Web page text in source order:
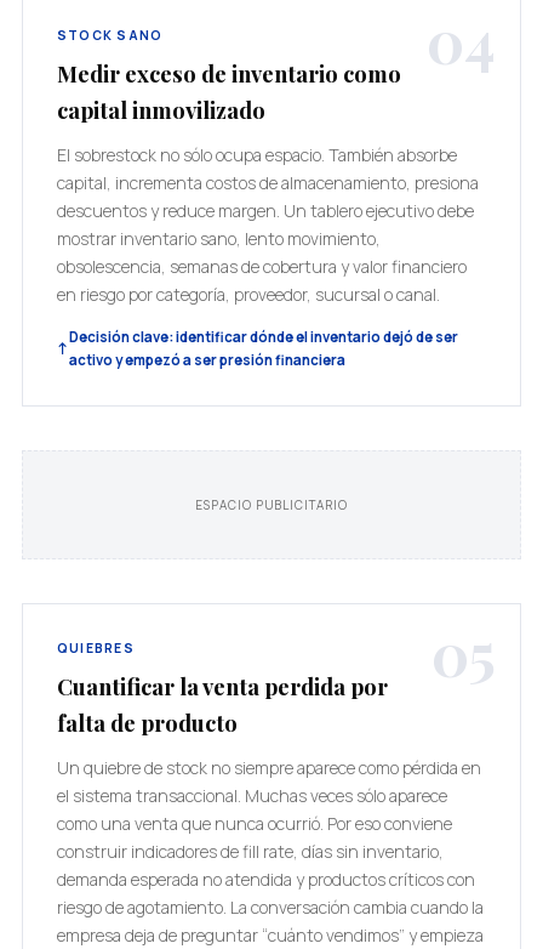
04
STOCK SANO
Medir exceso de inventario como
capital inmovilizado
El sobrestock no sólo ocupa espacio. También absorbe
capital, incrementa costos de almacenamiento, presiona
descuentos y reduce margen. Un tablero ejecutivo debe
mostrar inventario sano, lento movimiento,
obsolescencia, semanas de cobertura y valor financiero
en riesgo por categoría, proveedor, sucursal o canal.
Decisión clave: identificar dónde el inventario dejó de ser
activo y empezó a ser presión financiera
ESPACIO PUBLICITARIO
05
QUIEBRES
Cuantificar la venta perdida por
falta de producto
Un quiebre de stock no siempre aparece como pérdida en
el sistema transaccional. Muchas veces sólo aparece
como una venta que nunca ocurrió. Por eso conviene
construir indicadores de fill rate, días sin inventario,
demanda esperada no atendida y productos críticos con
riesgo de agotamiento. La conversación cambia cuando la
empresa deja de preguntar “cuánto vendimos” y empieza